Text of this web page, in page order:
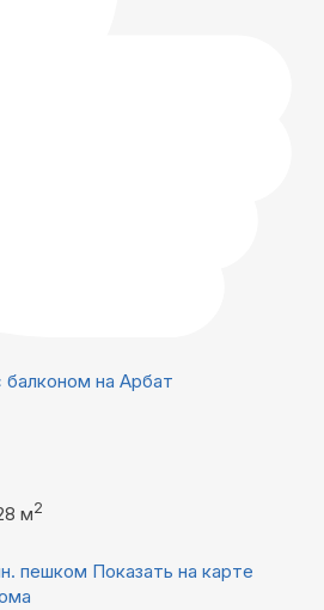
балконом на Арбат
м2
пешком Показать на карте